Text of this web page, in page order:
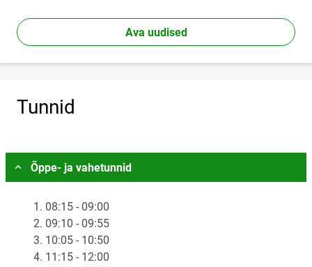
Ava uudised
Tunnid
Õppe- ja vahetunnid
1. 08:15 - 09:00
2. 09:10 - 09:55
3. 10:05 - 10:50
4. 11:15 - 12:00